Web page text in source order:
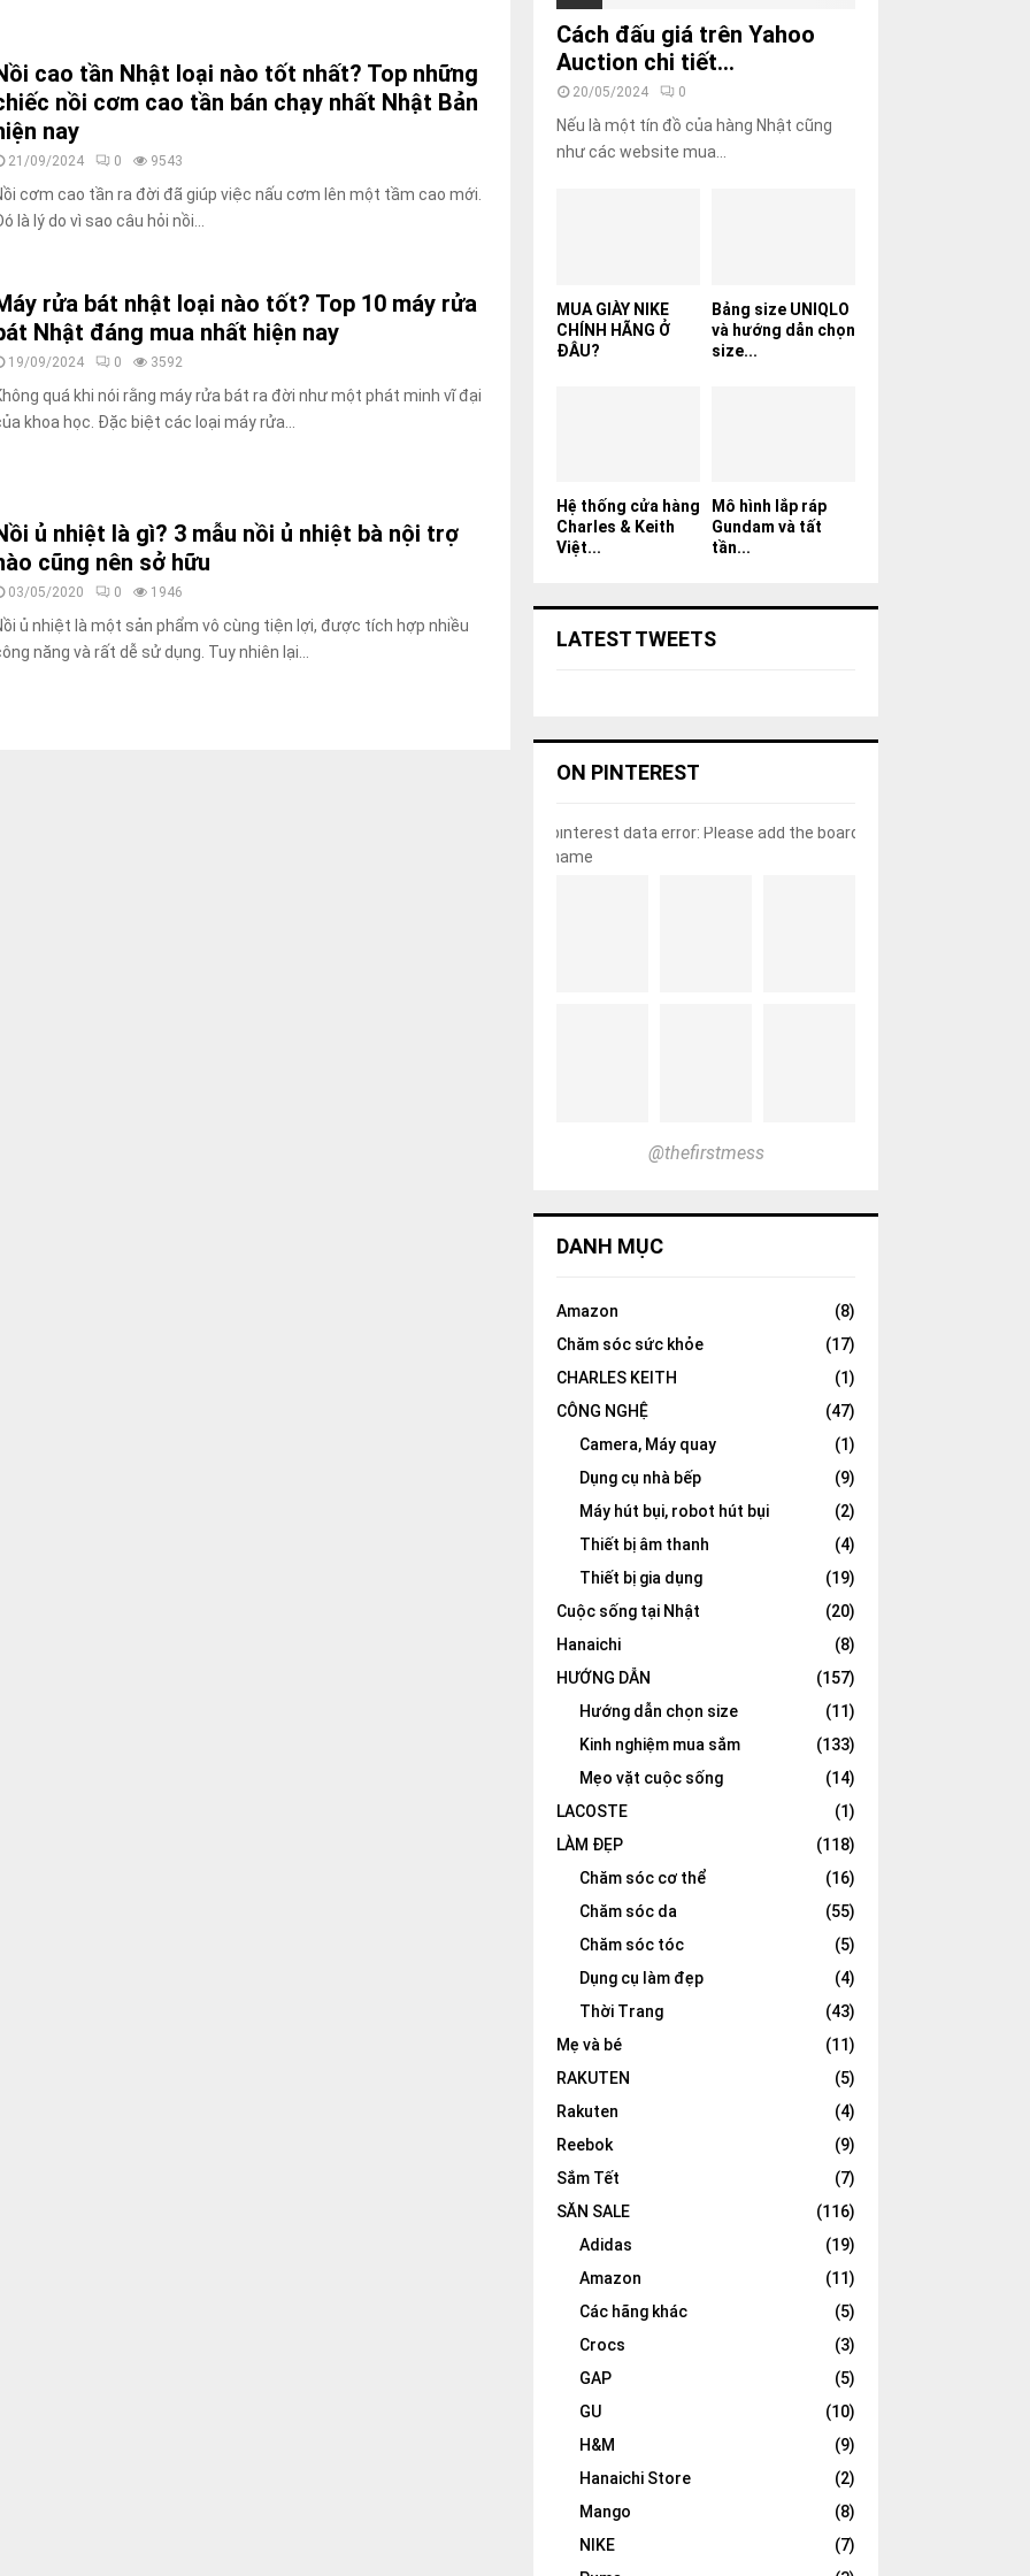
cao tần Nhật loại nào tốt nhất? Top những
nồi cơm cao tần bán chạy nhất Nhật Bản
nay
21/09/2024 0 9543
cơm cao tần ra đời đã giúp việc nấu cơm lên một tầm cao mới.
là lý do vì sao câu hỏi nồi...
rửa bát nhật loại nào tốt? Top 10 máy rửa
Nhật đáng mua nhất hiện nay
19/09/2024 0 3592
quá khi nói rằng máy rửa bát ra đời như một phát minh vĩ đại
khoa học. Đặc biệt các loại máy rửa...
ủ nhiệt là gì? 3 mẫu nồi ủ nhiệt bà nội trợ
cũng nên sở hữu
03/05/2020 0 1946
ủ nhiệt là một sản phẩm vô cùng tiện lợi, được tích hợp nhiều
năng và rất dễ sử dụng. Tuy nhiên lại...
Cách đấu giá trên Yahoo
Auction chi tiết...
20/05/2024 0
Nếu là một tín đồ của hàng Nhật cũng
như các website mua...
MUA GIÀY NIKE
CHÍNH HÃNG Ở
ĐÂU?
Bảng size UNIQLO
và hướng dẫn chọn
size...
Hệ thống cửa hàng
Charles & Keith
Việt...
Mô hình lắp ráp
Gundam và tất
tần...
LATEST TWEETS
ON PINTEREST
pinterest data error: Please add the board
name
@thefirstmess
DANH MỤC
Amazon
(8)
Chăm sóc sức khỏe
(17)
CHARLES KEITH
(1)
CÔNG NGHỆ
(47)
Camera, Máy quay
(1)
Dụng cụ nhà bếp
(9)
Máy hút bụi, robot hút bụi
(2)
Thiết bị âm thanh
(4)
Thiết bị gia dụng
(19)
Cuộc sống tại Nhật
(20)
Hanaichi
(8)
HƯỚNG DẪN
(157)
Hướng dẫn chọn size
(11)
Kinh nghiệm mua sắm
(133)
Mẹo vặt cuộc sống
(14)
LACOSTE
(1)
LÀM ĐẸP
(118)
Chăm sóc cơ thể
(16)
Chăm sóc da
(55)
Chăm sóc tóc
(5)
Dụng cụ làm đẹp
(4)
Thời Trang
(43)
Mẹ và bé
(11)
RAKUTEN
(5)
Rakuten
(4)
Reebok
(9)
Sắm Tết
(7)
SĂN SALE
(116)
Adidas
(19)
Amazon
(11)
Các hãng khác
(5)
Crocs
(3)
GAP
(5)
GU
(10)
H&M
(9)
Hanaichi Store
(2)
Mango
(8)
NIKE
(7)